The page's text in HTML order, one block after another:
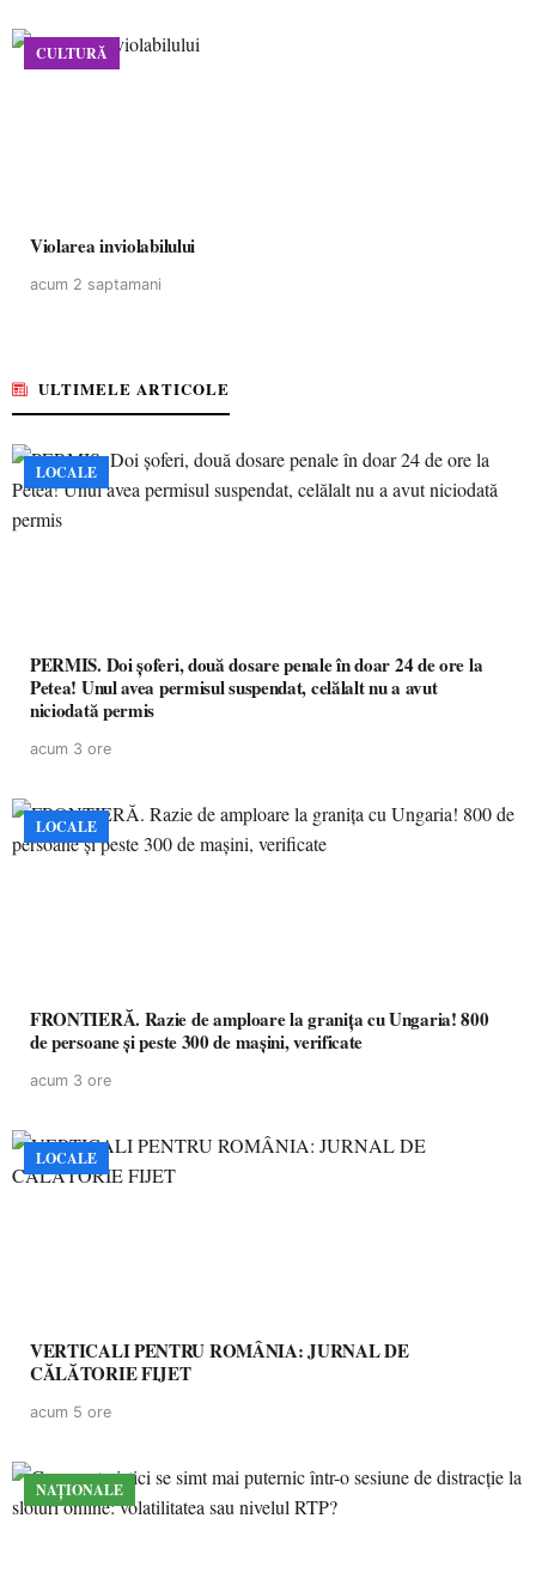
CULTURĂ
Violarea inviolabilului
acum 2 saptamani
ULTIMELE ARTICOLE
LOCALE
PERMIS. Doi șoferi, două dosare penale în doar 24 de ore la
Petea! Unul avea permisul suspendat, celălalt nu a avut
niciodată permis
acum 3 ore
LOCALE
FRONTIERĂ. Razie de amploare la granița cu Ungaria! 800
de persoane și peste 300 de mașini, verificate
acum 3 ore
LOCALE
VERTICALI PENTRU ROMÂNIA: JURNAL DE
CĂLĂTORIE FIJET
acum 5 ore
NAȚIONALE